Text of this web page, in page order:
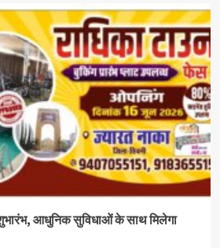
आधुनिक सुविधाओं के साथ मिलेगा